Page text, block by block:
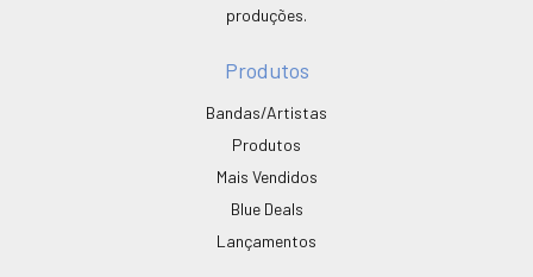
produções.
Produtos
Bandas/Artistas
Produtos
Mais Vendidos
Blue Deals
Lançamentos